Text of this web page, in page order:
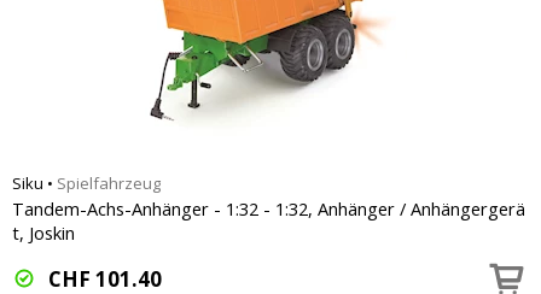
Siku • Spielfahrzeug
Tandem-Achs-Anhänger - 1:32 - 1:32, Anhänger / Anhängergerä
t, Joskin
CHF 101.40